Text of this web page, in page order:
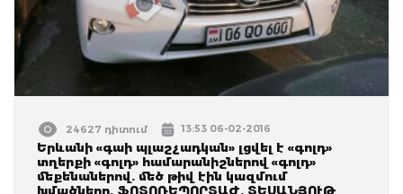
24627 դիտում 13:53 06-02-2016
Երևանի «գաի պլաշչադկան» լցվել է «գոլդ»
տղերքի «գոլդ» համարանիշներով «գոլդ»
մեքենաներով. մեծ թիվ էին կազմում
խմածները. ՖՈՏՈՌԵՊՈՐՏԱԺ, ՏԵՍԱՆՅՈՒԹ